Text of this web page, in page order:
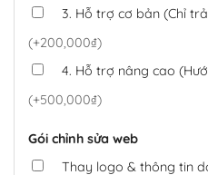
3. Hỗ trợ cơ bản (Chỉ
(+200,000₫)
4. Hỗ trợ nâng cao
(+500,000₫)
Gói chỉnh sửa web
Thay logo & thông tin